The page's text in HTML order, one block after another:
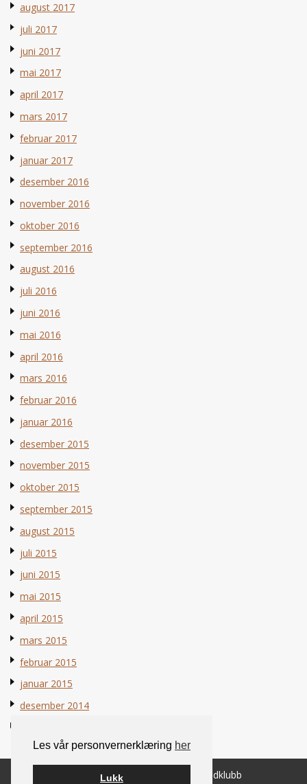
Les vår personvernerklæring her
Lukk
august 2017
juli 2017
juni 2017
mai 2017
april 2017
mars 2017
februar 2017
januar 2017
desember 2016
november 2016
oktober 2016
september 2016
august 2016
juli 2016
juni 2016
mai 2016
april 2016
mars 2016
februar 2016
januar 2016
desember 2015
november 2015
oktober 2015
september 2015
august 2015
juli 2015
juni 2015
mai 2015
april 2015
mars 2015
februar 2015
januar 2015
desember 2014
© 2026 Norsk Berner Sennenhundklubb